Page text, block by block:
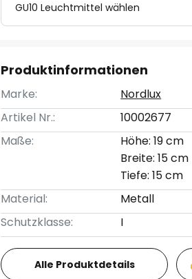
GU10 Leuchtmittel wählen
Produktinformationen
Marke:
Nordlux
Artikel Nr.:
10002677
Maße:
Höhe: 19 cm
Breite: 15 cm
Tiefe: 15 cm
Material:
Metall
Schutzklasse:
I
Alle Produktdetails